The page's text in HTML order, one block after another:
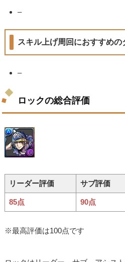
–
スキル上げ周回におすすめの
–
ロックの総合評価
リーダー評価 サブ評価
85点 90点
※最高評価は100点です